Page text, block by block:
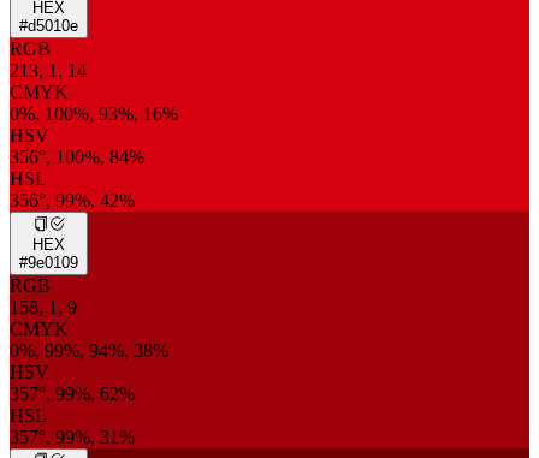
HEX
#d5010e
RGB
213, 1, 14
CMYK
0%, 100%, 93%, 16%
HSV
356°, 100%, 84%
HSL
356°, 99%, 42%
HEX
#9e0109
RGB
158, 1, 9
CMYK
0%, 99%, 94%, 38%
HSV
357°, 99%, 62%
HSL
357°, 99%, 31%